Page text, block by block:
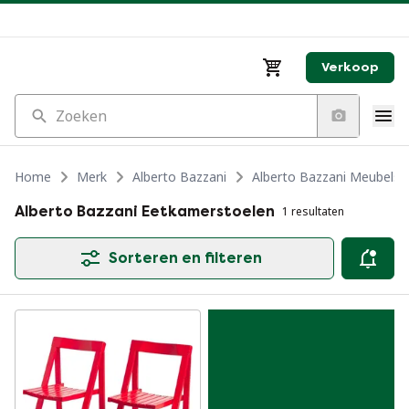
Verkoop
Zoeken
Home Merk Alberto Bazzani
Alberto Bazzani Meubels
Alberto Bazzani Eetkamerstoelen 1 resultaten
Sorteren en filteren